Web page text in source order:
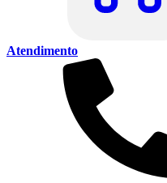
Atendimento